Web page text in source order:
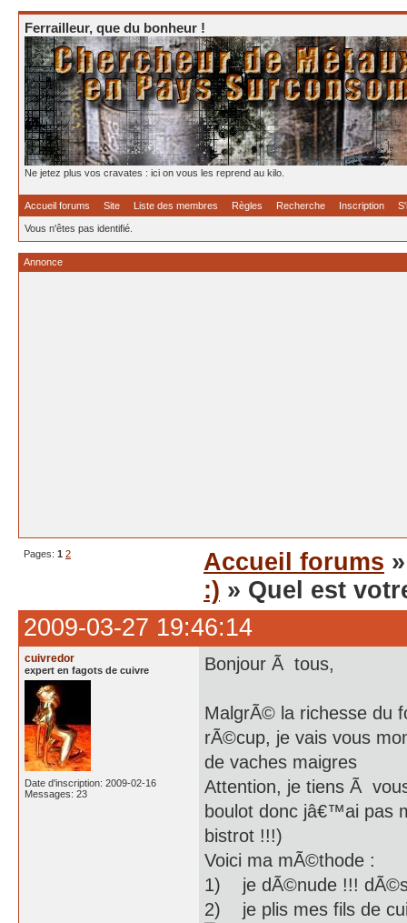
Ferrailleur, que du bonheur !
Ne jetez plus vos cravates : ici on vous les reprend au kilo.
Accueil forums Site Liste des membres Règles Recherche Inscription
Vous n'êtes pas identifié.
Annonce
Pages: 1 2 Accueil forums
:) » Quel est
2009-03-27 19:46:14
cuivredor
expert en fagots de cuivre
Date d'inscription: 2009-02-16
Messages: 23
Bonjour Ã tous,
MalgrÃ© la richesse du
rÃ©cup, je vais vous
de vaches maigres
Attention, je tiens Ã
boulot donc jâ€™ai pas
bistrot !!!)
Voici ma mÃ©thode :
1) je dÃ©nude !!!
2) je plis mes fils de